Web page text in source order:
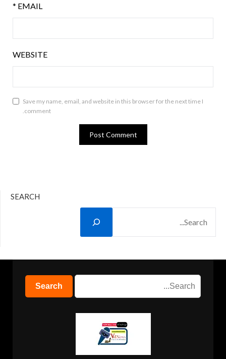
EMAIL
*
WEBSITE
Save my name, email, and website in this browser for the next time I
comment.
SEARCH